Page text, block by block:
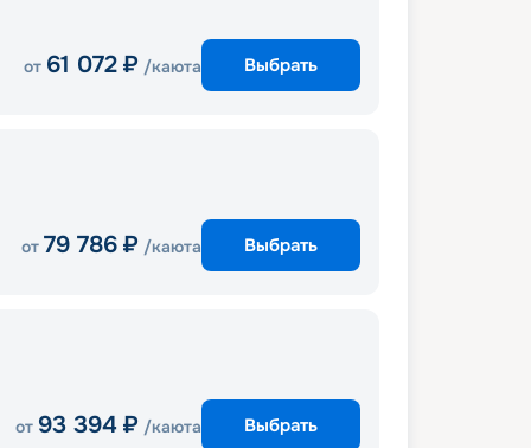
от 61 072 ₽ /каюта Выбрать
от 79 786 ₽ /каюта Выбрать
от 93 394 ₽ /каюта Выбрать